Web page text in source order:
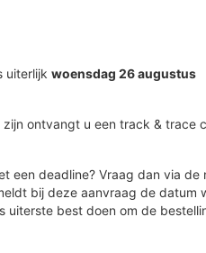
uiterlijk woensdag 26 augustus
ontvangt u een track & trace
een deadline? Vraag dan via
bij deze aanvraag de datum
uiterste best doen om de